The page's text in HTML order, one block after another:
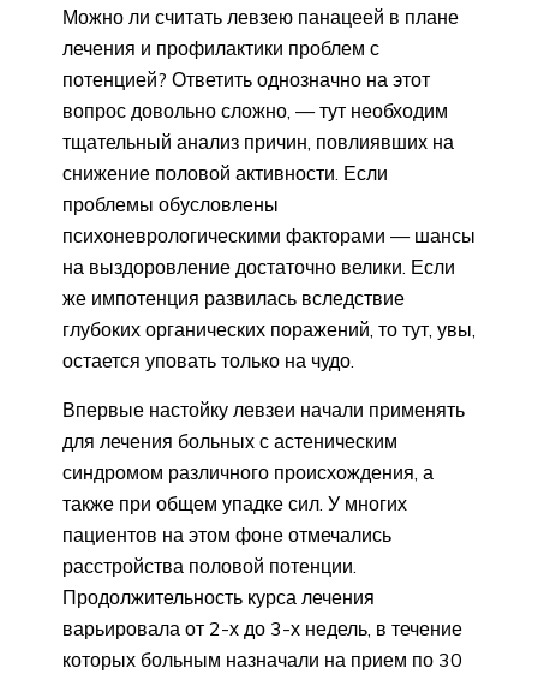
Можно ли считать левзею панацеей в плане
лечения и профилактики проблем с
потенцией? Ответить однозначно на этот
вопрос довольно сложно, — тут необходим
тщательный анализ причин, повлиявших на
снижение половой активности. Если
проблемы обусловлены
психоневрологическими факторами — шансы
на выздоровление достаточно велики. Если
же импотенция развилась вследствие
глубоких органических поражений, то тут, увы,
остается уповать только на чудо.
Впервые настойку левзеи начали применять
для лечения больных с астеническим
синдромом различного происхождения, а
также при общем упадке сил. У многих
пациентов на этом фоне отмечались
расстройства половой потенции.
Продолжительность курса лечения
варьировала от 2-х до 3-х недель, в течение
которых больным назначали на прием по 30